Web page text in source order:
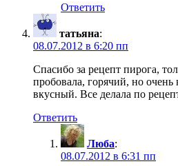
Ответить
татьяна:
08.07.2012 в 6:20 пп
Спасибо за рецепт пирога,
пробовала, горячий, но
вкусный. Все делала по
Ответить
Люба:
08.07.2012 в 6:31 пп